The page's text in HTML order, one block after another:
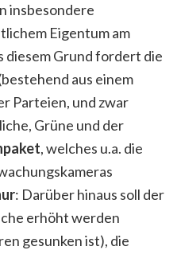
insbesondere
Eigentum am
diesem Grund fordert die
aus einem
Parteien, und zwar
Grüne und der
, welches u.a. die
: Darüber hinaus soll der
erhöht werden
gesunken ist), die